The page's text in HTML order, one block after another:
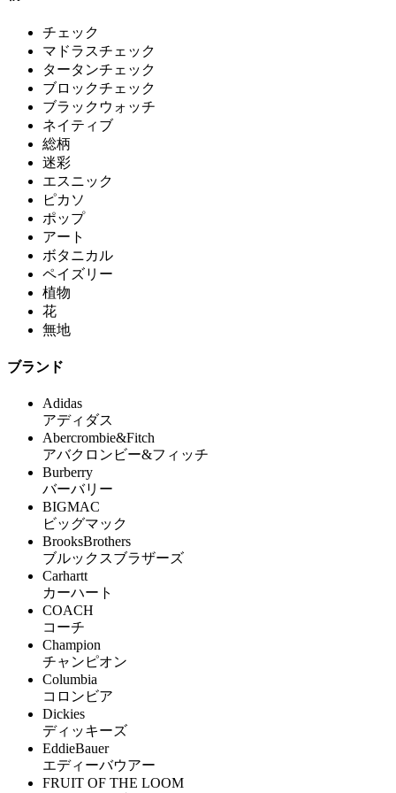
チェック
マドラスチェック
タータンチェック
ブロックチェック
ブラックウォッチ
ネイティブ
総柄
迷彩
エスニック
ピカソ
ポップ
アート
ボタニカル
ペイズリー
植物
花
無地
ブランド
Adidas
アディダス
Abercrombie&Fitch
アバクロンビー&フィッチ
Burberry
バーバリー
BIGMAC
ビッグマック
BrooksBrothers
ブルックスブラザーズ
Carhartt
カーハート
COACH
コーチ
Champion
チャンピオン
Columbia
コロンビア
Dickies
ディッキーズ
EddieBauer
エディーバウアー
FRUIT OF THE LOOM